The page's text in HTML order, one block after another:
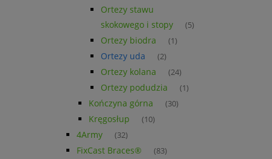
Ortezy stawu
skokowego i stopy
(5)
Ortezy biodra (1)
Ortezy uda (2)
Ortezy kolana (24)
Ortezy podudzia (1)
Kończyna górna (30)
Kręgosłup (10)
4Army (32)
FixCast Braces® (83)